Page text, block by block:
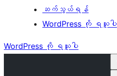
ဆက်သွယ်ရန်
WordPress ကို ရယူပါ
WordPress ကို ရယူပါ